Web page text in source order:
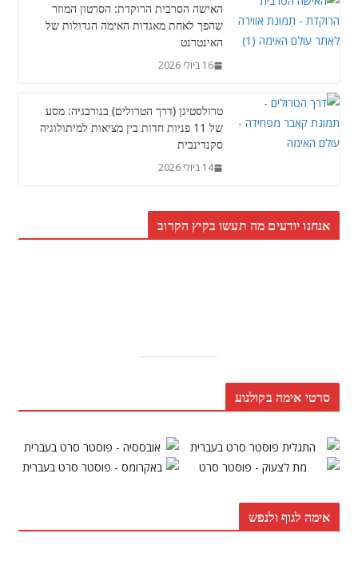
האישה הסרבית הרוקדת: הסרטון המוזר
שהפך לאחת מאגדות האימה הגדולות של
האינטרנט
16 ביולי 2026
טרולסטיגן (דרך הטרולים) בנורבגיה: מסע
של 11 פניות חדות בין מציאות למיתולוגיה
סקנדינבית
14 ביולי 2026
אנחנו יודעים מה תעשו בקיץ הקרוב
סרטי אימה בקולנוע
אימה לגוף ולנפש